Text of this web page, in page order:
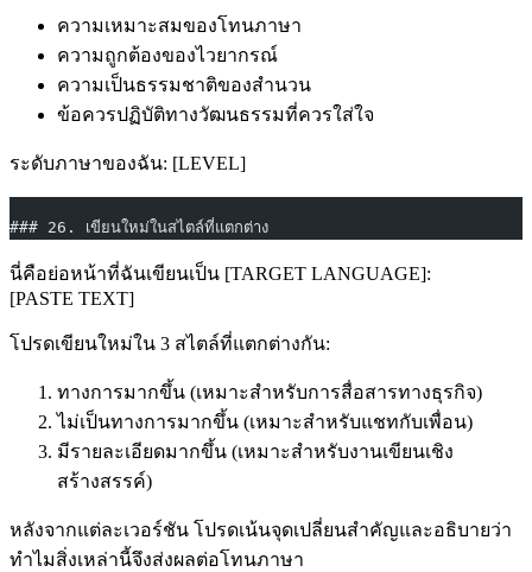
ความเหมาะสมของโทนภาษา
ความถูกต้องของไวยากรณ์
ความเป็นธรรมชาติของสำนวน
ข้อควรปฏิบัติทางวัฒนธรรมที่ควรใส่ใจ
ระดับภาษาของฉัน: [LEVEL]
### 26. เขียนใหม่ในสไตล์ที่แตกต่าง
นี่คือย่อหน้าที่ฉันเขียนเป็น [TARGET LANGUAGE]:
[PASTE TEXT]
โปรดเขียนใหม่ใน 3 สไตล์ที่แตกต่างกัน:
ทางการมากขึ้น (เหมาะสำหรับการสื่อสารทางธุรกิจ)
ไม่เป็นทางการมากขึ้น (เหมาะสำหรับแชทกับเพื่อน)
มีรายละเอียดมากขึ้น (เหมาะสำหรับงานเขียนเชิง
สร้างสรรค์)
หลังจากแต่ละเวอร์ชัน โปรดเน้นจุดเปลี่ยนสำคัญและอธิบายว่า
ทำไมสิ่งเหล่านี้จึงส่งผลต่อโทนภาษา